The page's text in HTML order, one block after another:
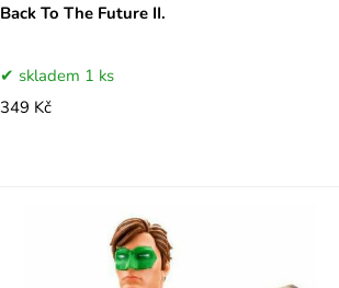
Back To The Future II.
skladem 1 ks
349 Kč